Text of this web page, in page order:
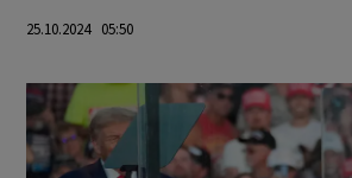
25.10.2024 05:50